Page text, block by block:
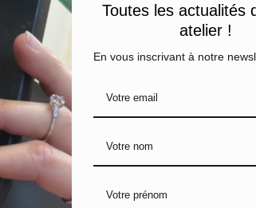
Bague pour homme
Argent et lapis-lazuli
Bague
Toutes les actualités
atelier !
En vous inscrivant à notre